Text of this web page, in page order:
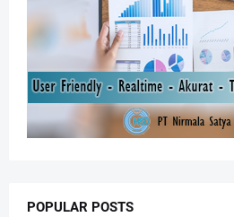
POPULAR POSTS